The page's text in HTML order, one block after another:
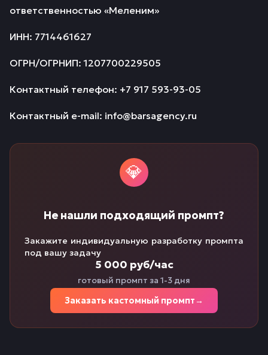
ответственностью «Меленим»
ИНН: 7714461627
ОГРН/ОГРНИП: 1207700229505
Контактный телефон: +7 917 593-93-05
Контактный e-mail: info@barsagency.ru
💎
Не нашли подходящий промпт?
Закажите индивидуальную разработку промпта
под вашу задачу
5 000 руб/час
готовый промпт за 1-3 дня
Заказать кастомный промпт→